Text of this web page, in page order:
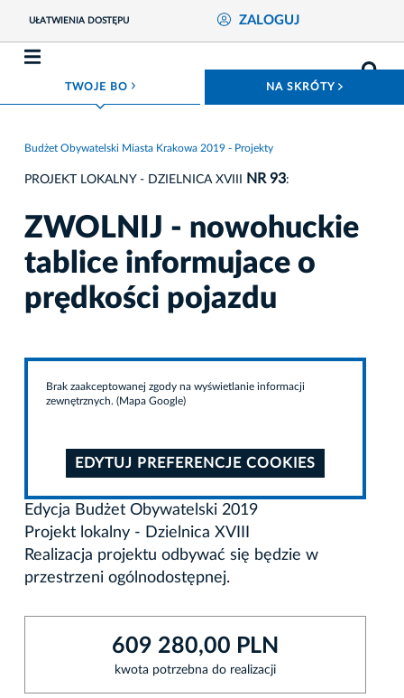
UŁATWIENIA DOSTĘPU ZALOGUJ
TWOJE BO ROZWIŃ MENU NA SKRÓTY
Budżet Obywatelski Miasta Krakowa 2019 - Projekty
PROJEKT LOKALNY - DZIELNICA XVIII NR 93:
ZWOLNIJ - nowohuckie
tablice informujace o
prędkości pojazdu
Brak zaakceptowanej zgody na wyświetlanie informacji
zewnętrznych. (Mapa Google)
EDYTUJ PREFERENCJE COOKIES
Edycja Budżet Obywatelski 2019
Projekt lokalny - Dzielnica XVIII
Realizacja projektu odbywać się będzie w
przestrzeni ogólnodostępnej.
609 280,00 PLN
kwota potrzebna do realizacji